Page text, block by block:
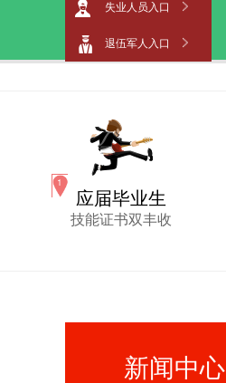
失业人员入口
退伍军人入口
应届毕业生
技能证书双丰收
新闻中心